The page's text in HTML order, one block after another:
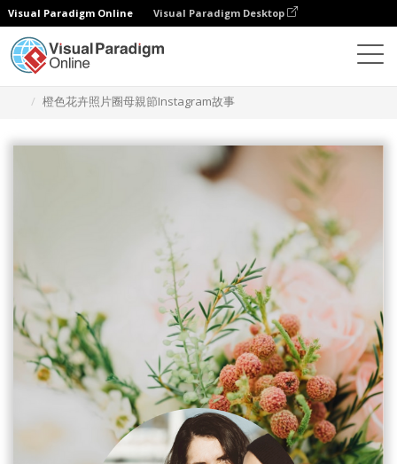
Visual Paradigm Online Visual Paradigm Desktop
橙色花卉照片圈母親節Instagram故事